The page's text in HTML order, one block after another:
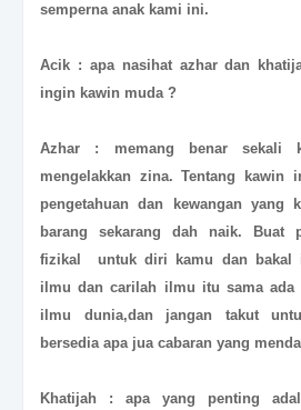
semperna anak kami ini.
Acik : apa nasihat azhar dan
ingin kawin muda ?
Azhar : memang benar sekali
mengelakkan zina. Tentang kawin
pengetahuan dan kewangan yang
barang sekarang dah naik. Buat
fizikal untuk diri kamu dan bakal
ilmu dan carilah ilmu itu sama ada
ilmu dunia,dan jangan takut
bersedia apa jua cabaran yang
Khatijah : apa yang penting